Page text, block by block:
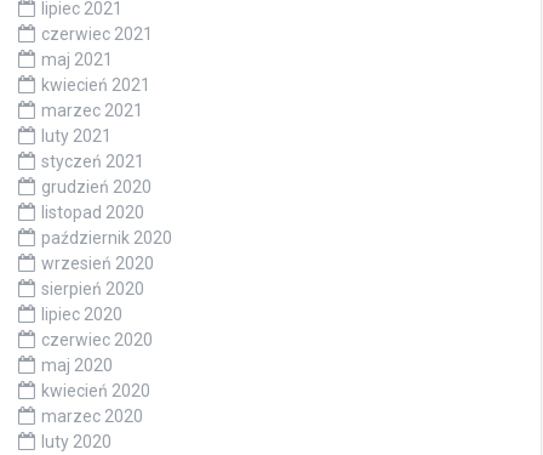
lipiec 2021
czerwiec 2021
maj 2021
kwiecień 2021
marzec 2021
luty 2021
styczeń 2021
grudzień 2020
listopad 2020
październik 2020
wrzesień 2020
sierpień 2020
lipiec 2020
czerwiec 2020
maj 2020
kwiecień 2020
marzec 2020
luty 2020